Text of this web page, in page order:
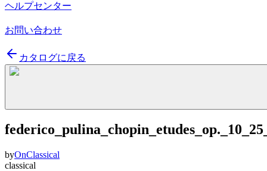
ヘルプセンター
お問い合わせ
カタログに戻る
byOnClassical
classical